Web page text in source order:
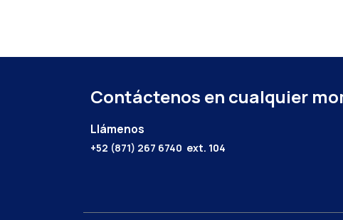
Contáctenos en cualquier
Llámenos
+52 (871) 267 6740 ext. 104